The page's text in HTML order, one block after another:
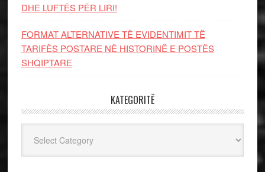
DHE LUFTЁS PЁR LIRI!
FORMAT ALTERNATIVE TË EVIDENTIMIT TË
TARIFËS POSTARE NË HISTORINË E POSTËS
SHQIPTARE
KATEGORITË